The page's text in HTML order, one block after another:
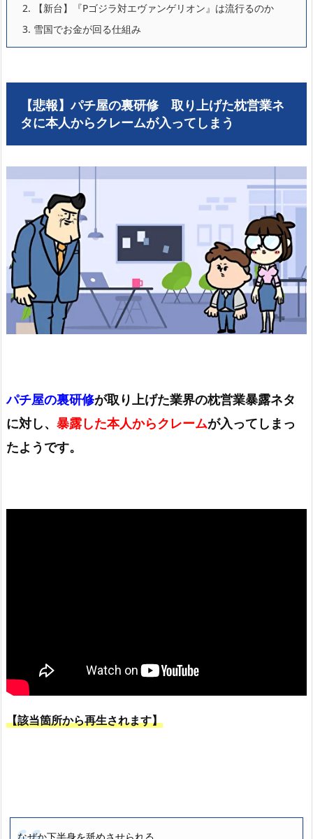
2. 【新台】『Pゴジラ対エヴァンゲリオン』は流行るのか
3. 雪国でお金が回る仕組み
【悲報】パチ屋の裏研修 取り上げた枕営業ネ
タに本人からクレームが入ってしまう
パチ屋の裏研修が取り上げた業界の枕営業暴露ネタ
に対し、 暴露した本人からクレームが入ってしまっ
たようです。
【該当箇所から再生されます】